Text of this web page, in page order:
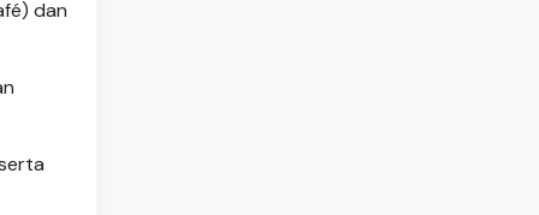
dan